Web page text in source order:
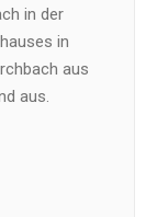
in der
in
aus
aus.